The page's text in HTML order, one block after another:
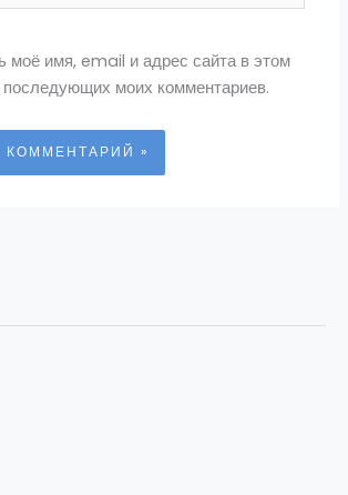
моё имя, email и адрес сайта в этом
последующих моих комментариев.